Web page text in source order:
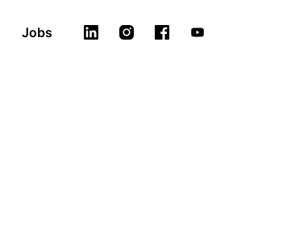
Jobs